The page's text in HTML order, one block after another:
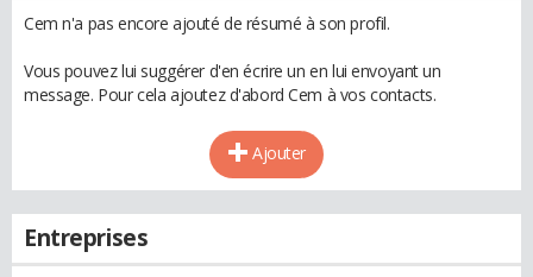
Cem n'a pas encore ajouté de résumé à son profil.
Vous pouvez lui suggérer d'en écrire un en lui envoyant un
message. Pour cela ajoutez d'abord Cem à vos contacts.
Ajouter
Entreprises